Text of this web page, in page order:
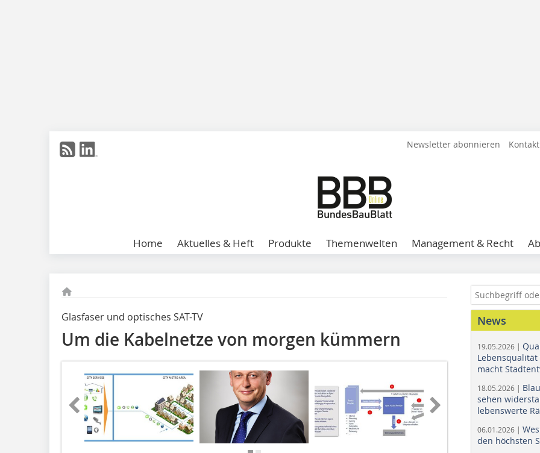
Newsletter abonnieren
Home Aktuelles & Heft Produkte Themenwelten Management & Recht
Glasfaser und optisches SAT-TV
Um die Kabelnetze von morgen kümmern
News
19.05.2026 |
macht
18.05.2026 |
sehen
lebenswerte
06.01.2026 |
den höchsten